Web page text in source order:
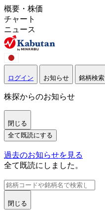
概要・株価
チャート
ニュース
ログイン お知らせ 銘柄検索
株探からのお知らせ
閉じる
全て既読にする
過去のお知らせを見る
全て既読にしました。
閉じる